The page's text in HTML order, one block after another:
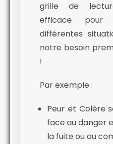
grille de
efficace
différentes
notre besoin
!
Par exemple :
Peur et Colère
face au danger
la fuite ou au